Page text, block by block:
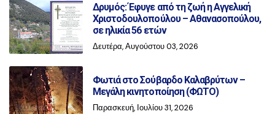
Δρυμός: Έφυγε από τη ζωή η Αγγελική
Χριστοδουλοπούλου – Αθανασοπούλου,
σε ηλικία 56 ετών
Δευτέρα, Αυγούστου 03, 2026
Φωτιά στο Σούβαρδο Καλαβρύτων –
Μεγάλη κινητοποίηση (ΦΩΤΟ)
Παρασκευή, Ιουλίου 31, 2026